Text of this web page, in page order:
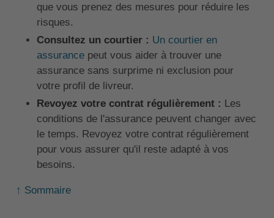
que vous prenez des mesures pour réduire les
risques.
Consultez un courtier : Un courtier en
assurancepeut vous aider à trouver une
assurance sans surprime ni exclusion pour
votre profil de livreur.
Revoyez votre contrat régulièrement : Les
conditions de l'assurance peuvent changer avec
le temps. Revoyez votre contrat régulièrement
pour vous assurer qu'il reste adapté à vos
besoins.
↑ Sommaire